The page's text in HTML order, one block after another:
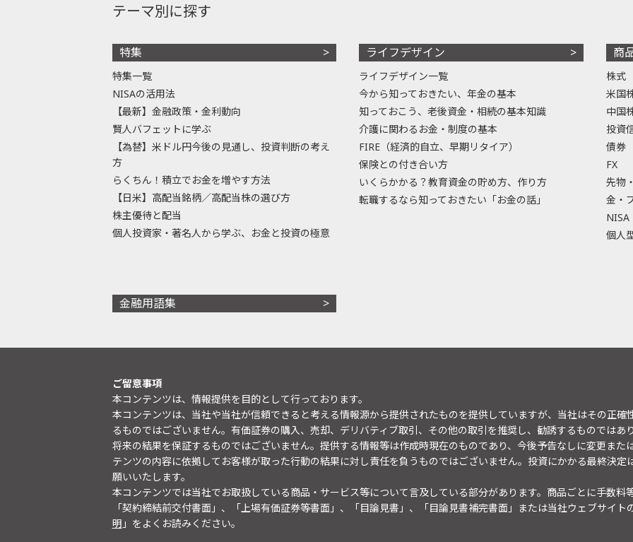
テーマ別に探す
特集
特集一覧
NISAの活用法
【最新】金融政策・金利動向
賢人バフェットに学ぶ
【為替】米ドル円今後の見通し、投資判断の考え
方
らくちん！積立でお金を増やす方法
【日米】高配当銘柄／高配当株の選び方
株主優待と配当
個人投資家・著名人から学ぶ、お金と投資の極意
ライフデザイン
ライフデザイン一覧
今から知っておきたい、年金の基本
知っておこう、老後資金・相続の基本知識
介護に関わるお金・制度の基本
FIRE（経済的自立、早期リタイア）
保険との付き合い方
いくらかかる？教育資金の貯め方、作り方
転職するなら知っておきたい「お金の話」
商
株式
米国
中国
投資
債券
FX
先物
金・
NISA
個人
金融用語集
ご留意事項
本コンテンツは、情報提供を目的として行っております。
本コンテンツは、当社や当社が信頼できると考える情報源から提供されたものを提供していますが、当社はその正
るものではございません。有価証券の購入、売却、デリバティブ取引、その他の取引を推奨し、勧誘するものでは
将来の結果を保証するものではございません。提供する情報等は作成時現在のものであり、今後予告なしに変更また
テンツの内容に依拠してお客様が取った行動の結果に対し責任を負うものではございません。投資にかかる最終決
願いいたします。
本コンテンツでは当社でお取扱している商品・サービス等について言及している部分があります。商品ごとに手数料
「契約締結前交付書面」、「上場有価証券等書面」、「目論見書」、「目論見書補完書面」または当社ウェブサイト
明 」をよくお読みください。